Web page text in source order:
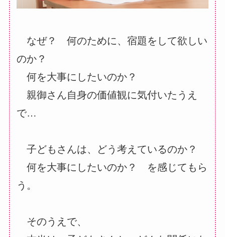
なぜ？ 何のために、宿題をして欲しい
のか？
何を大事にしたいのか？
親御さん自身の価値観に気付いたうえ
で…
子どもさんは、どう考えているのか？
何を大事にしたいのか？ を感じてもら
う。
そのうえで、